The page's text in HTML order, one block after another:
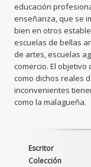
educación
enseñanza, que se
bien en otros
escuelas de bellas
de artes, escuelas
comercio. El
como dichos reales
inconvenientes
como la malagueña.
Escritor
Colección